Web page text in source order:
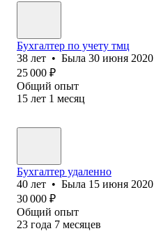
Бухгалтер по учету тмц
38 лет • Была 30 июня 2020
25 000 ₽
Общий опыт
15 лет 1 месяц
Бухгалтер удаленно
40 лет • Была 15 июня 2020
30 000 ₽
Общий опыт
23 года 7 месяцев